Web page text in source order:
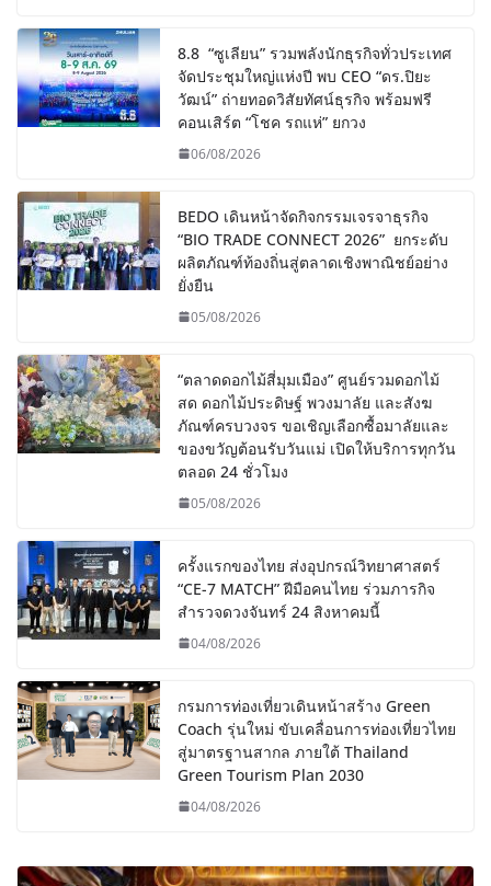
8.8 “ซูเลียน” รวมพลังนักธุรกิจทั่วประเทศ
จัดประชุมใหญ่แห่งปี พบ CEO “ดร.ปิยะ
วัฒน์” ถ่ายทอดวิสัยทัศน์ธุรกิจ พร้อมฟรี
คอนเสิร์ต “โชค รถแห่” ยกวง
06/08/2026
BEDO เดินหน้าจัดกิจกรรมเจรจาธุรกิจ
“BIO TRADE CONNECT 2026” ยกระดับ
ผลิตภัณฑ์ท้องถิ่นสู่ตลาดเชิงพาณิชย์อย่าง
ยั่งยืน
05/08/2026
“ตลาดดอกไม้สี่มุมเมือง” ศูนย์รวมดอกไม้
สด ดอกไม้ประดิษฐ์ พวงมาลัย และสังฆ
ภัณฑ์ครบวงจร ขอเชิญเลือกซื้อมาลัยและ
ของขวัญต้อนรับวันแม่ เปิดให้บริการทุกวัน
ตลอด 24 ชั่วโมง
05/08/2026
ครั้งแรกของไทย ส่งอุปกรณ์วิทยาศาสตร์
“CE-7 MATCH” ฝีมือคนไทย ร่วมภารกิจ
สำรวจดวงจันทร์ 24 สิงหาคมนี้
04/08/2026
กรมการท่องเที่ยวเดินหน้าสร้าง Green
Coach รุ่นใหม่ ขับเคลื่อนการท่องเที่ยวไทย
สู่มาตรฐานสากล ภายใต้ Thailand
Green Tourism Plan 2030
04/08/2026